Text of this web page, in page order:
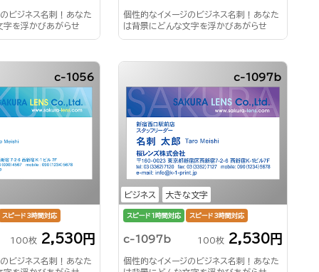
ビジネス名刺！あなた
字を浮かびあがらせ
個性的なイメージのビジネス名刺！あなた
は背景にどんな文字を浮かびあがらせ
c-1056
スピード3時間対応
100枚 2,530円
ビジネス名刺！あなた
ビジネス 大きな文字
c-1097b
スピード1時間対応 スピード3時間対応
c-1097b 100枚 2,530円
個性的なイメージのビジネス名刺！あなた